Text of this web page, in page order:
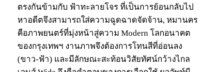
ตรงกันข้ามกับ ฟ้าทะลายโจร ที่เป็นการย้อนกลับไป
หาอดีตจึงสามารถใส่ความฉูดฉาดจัดจ้าน, หมานคร
คือภาพยนตร์ที่มุ่งหน้าสู่ความ Modern โลกอนาคต
ของกรุงเทพฯ งานภาพจึงต้องการโทนสีที่อ่อนลง
(ขาว-ฟ้า) และมีลักษณะสะท้อนวิสัยทัศน์กว้างไกล